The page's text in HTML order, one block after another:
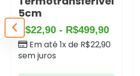
5cm
R$22,90 - R$499,90
Em até 1x de R$22,90
sem juros